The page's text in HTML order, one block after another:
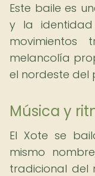
Este baile es
y la
melancolía
el nordeste del
Música y
El Xote se
mismo
tradicional del